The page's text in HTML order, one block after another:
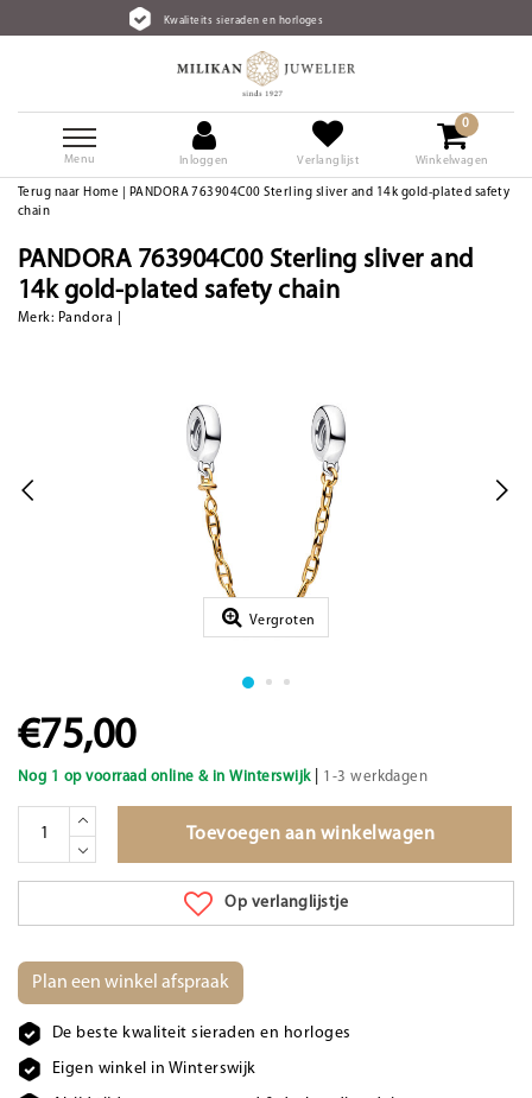
Kwaliteits sieraden en horloges
Menu Inloggen Verlanglijst
0
Winkelwagen
Terug naar Home
PANDORA 763904C00 Sterling sliver and 14k gold-plated safety
chain
PANDORA 763904C00 Sterling sliver and
14k gold-plated safety chain
Merk: Pandora
Vergroten
€75,00
Nog 1 op voorraad online & in Winterswijk| 1-3 werkdagen
Toevoegen aan winkelwagen
Op verlanglijstje
Plan een winkel afspraak
De beste kwaliteit sieraden en horloges
Eigen winkel in Winterswijk